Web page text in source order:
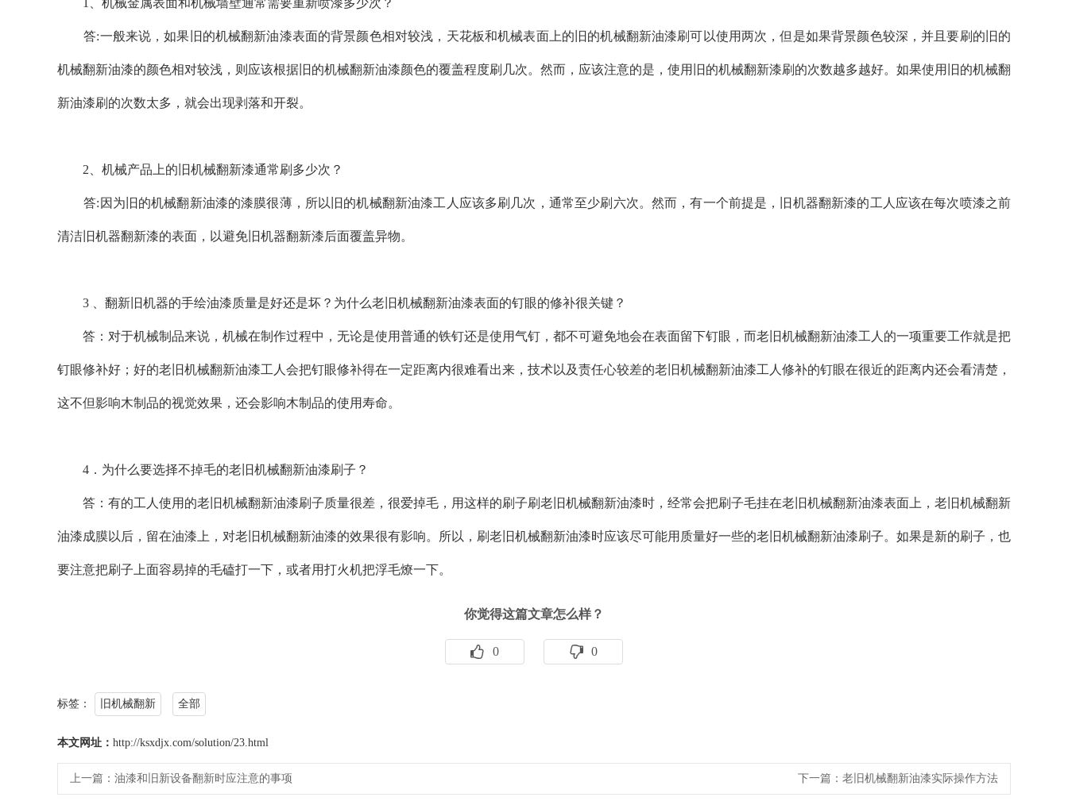
1、机械金属表面和机械墙壁通常需要重新喷漆多少次？
答:一般来说，如果旧的机械翻新油漆表面的背景颜色相对较浅，天花板和机械表面上的旧的机械翻新油漆刷可以使用两次，但是如果背景颜色较深，并且要刷的旧的
机械翻新油漆的颜色相对较浅，则应该根据旧的机械翻新油漆颜色的覆盖程度刷几次。然而，应该注意的是，使用旧的机械翻新漆刷的次数越多越好。如果使用旧的机械翻
新油漆刷的次数太多，就会出现剥落和开裂。
2、机械产品上的旧机械翻新漆通常刷多少次？
答:因为旧的机械翻新油漆的漆膜很薄，所以旧的机械翻新油漆工人应该多刷几次，通常至少刷六次。然而，有一个前提是，旧机器翻新漆的工人应该在每次喷漆之前
清洁旧机器翻新漆的表面，以避免旧机器翻新漆后面覆盖异物。
3 、翻新旧机器的手绘油漆质量是好还是坏？ 为什么老旧机械翻新油漆表面的钉眼的修补很关键？
答：对于机械制品来说，机械在制作过程中，无论是使用普通的铁钉还是使用气钉，都不可避免地会在表面留下钉眼，而老旧机械翻新油漆工人的一项重要工作就是把
钉眼修补好；好的老旧机械翻新油漆工人会把钉眼修补得在一定距离内很难看出来，技术以及责任心较差的老旧机械翻新油漆工人修补的钉眼在很近的距离内还会看清楚，
这不但影响木制品的视觉效果，还会影响木制品的使用寿命。
4．为什么要选择不掉毛的老旧机械翻新油漆刷子？
答：有的工人使用的老旧机械翻新油漆刷子质量很差，很爱掉毛，用这样的刷子刷老旧机械翻新油漆时，经常会把刷子毛挂在老旧机械翻新油漆表面上，老旧机械翻新
油漆成膜以后，留在油漆上，对老旧机械翻新油漆的效果很有影响。所以，刷老旧机械翻新油漆时应该尽可能用质量好一些的老旧机械翻新油漆刷子。如果是新的刷子，也
要注意把刷子上面容易掉的毛磕打一下，或者用打火机把浮毛燎一下。
你觉得这篇文章怎么样？
0 0
标签： 旧机械翻新 全部
本文网址： http://ksxdjx.com/solution/23.html
上一篇： 油漆和旧新设备翻新时应注意的事项 下一篇： 老旧机械翻新油漆实际操作方法